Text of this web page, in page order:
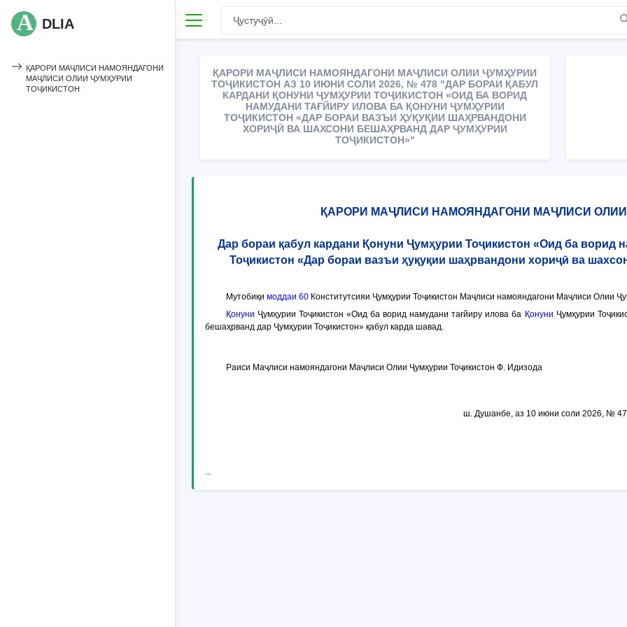
DLIA
ҚАРОРИ МАҶЛИСИ НАМОЯНДАГОНИ
МАҶЛИСИ ОЛИИ ҶУМҲУРИИ
ТОҶИКИСТОН
ҚАРОРИ МАҶЛИСИ НАМОЯНДАГОНИ МАҶЛИСИ ОЛИИ ҶУМҲУРИИ
ТОҶИКИСТОН АЗ 10 ИЮНИ СОЛИ 2026, № 478 "ДАР БОРАИ ҚАБУЛ
КАРДАНИ ҚОНУНИ ҶУМҲУРИИ ТОҶИКИСТОН «ОИД БА ВОРИД
НАМУДАНИ ТАҒЙИРУ ИЛОВА БА ҚОНУНИ ҶУМҲУРИИ
ТОҶИКИСТОН «ДАР БОРАИ ВАЗЪИ ҲУҚУҚИИ ШАҲРВАНДОНИ
ХОРИҶӢ ВА ШАХСОНИ БЕШАҲРВАНД ДАР ҶУМҲУРИИ
ТОҶИКИСТОН»"
ҚАРОРИ МАҶЛИСИ НАМОЯНДАГОНИ МАҶЛИСИ
Дар бораи қабул кардани Қонуни Ҷумҳурии Тоҷикистон «Оид ба ворид
Тоҷикистон «Дар бораи вазъи ҳуқуқии шаҳрвандони хориҷӣ ва
Мутобиқи моддаи 60 Конститутсияи Ҷумҳурии Тоҷикистон Маҷлиси намояндагони Маҷлиси Олии
Қонуни Ҷумҳурии Тоҷикистон «Оид ба ворид намудани тағйиру илова ба Қонуни Ҷумҳурии
бешаҳрванд дар Ҷумҳурии Тоҷикистон» қабул карда шавад.
Раиси Маҷлиси намояндагони Маҷлиси Олии Ҷумҳурии Тоҷикистон Ф. Идизода
ш. Душанбе, аз 10 июни соли 2026, №
...